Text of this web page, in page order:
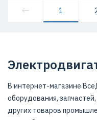
1
В интернет-магазине
оборудования,
других товаров